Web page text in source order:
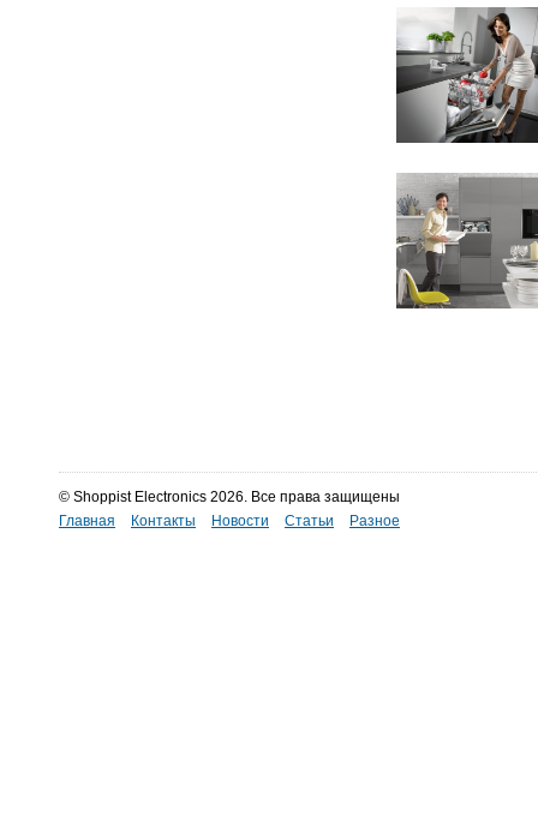
© Shoppist Electronics 2026. Все права защищены
Главная
Контакты Новости Статьи Разное